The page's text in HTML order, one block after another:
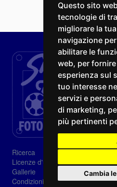
Questo sito
tecnologie di
migliorare la
navigazione
abilitare le
web, per
esperienza sul
tuo interesse
servizi e
di marketing,
più pertinenti
Cambia
Ricerca
Licenze d'utilizzo
Gallerie
Condizioni di vendita